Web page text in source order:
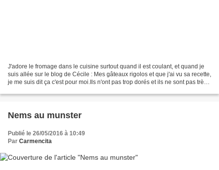
J'adore le fromage dans le cuisine surtout quand il est coulant, et quand je
suis allée sur le blog de Cécile : Mes gâteaux rigolos et que j'ai vu sa recette,
je me suis dit ça c'est pour moi.Ils n'ont pas trop dorés et ils ne sont pas très
Nems au munster
Publié le 26/05/2016 à 10:49
Par Carmencita